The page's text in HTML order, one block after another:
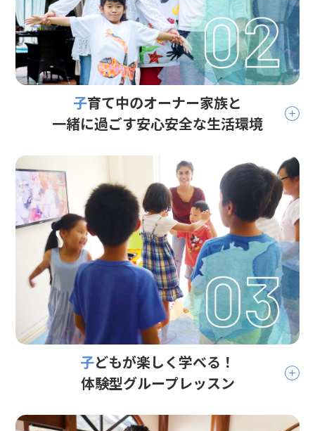
子育て中のオーナー家族と
一緒に過ごす安心安全な生活環境
子どもが楽しく学べる！
体験型グループレッスン